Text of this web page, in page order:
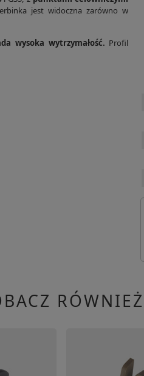
jest widoczna zarówno w
wysoka wytrzymałość. Profil
RÓWNIEŻ